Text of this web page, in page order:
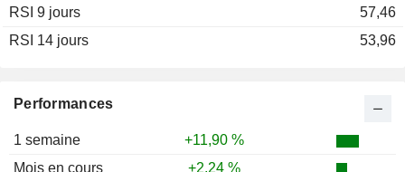
Performances
1 semaine
+11,90 %
Mois en cours
+2,24 %
RSI 9 jours
57,46
RSI 14 jours
53,96